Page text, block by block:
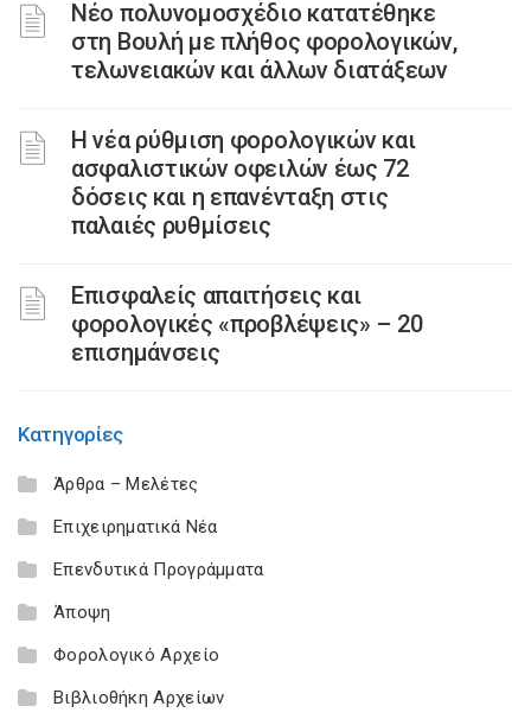
Νέο πολυνομοσχέδιο κατατέθηκε
στη Βουλή με πλήθος φορολογικών,
τελωνειακών και άλλων διατάξεων
Η νέα ρύθμιση φορολογικών και
ασφαλιστικών οφειλών έως 72
δόσεις και η επανένταξη στις
παλαιές ρυθμίσεις
Επισφαλείς απαιτήσεις και
φορολογικές «προβλέψεις» – 20
επισημάνσεις
Κατηγορίες
Άρθρα – Μελέτες
Επιχειρηματικά Νέα
Επενδυτικά Προγράμματα
Άποψη
Φορολογικό Αρχείο
Βιβλιοθήκη Αρχείων